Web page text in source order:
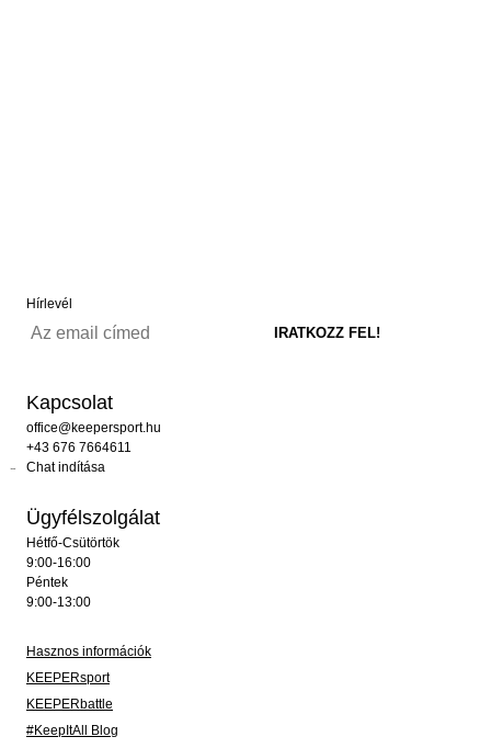
Hírlevél
Kapcsolat
office@keepersport.hu
+43 676 7664611
Chat indítása
Ügyfélszolgálat
Hétfő-Csütörtök
9:00-16:00
Péntek
9:00-13:00
Hasznos információk
KEEPERsport
KEEPERbattle
#KeepItAll Blog